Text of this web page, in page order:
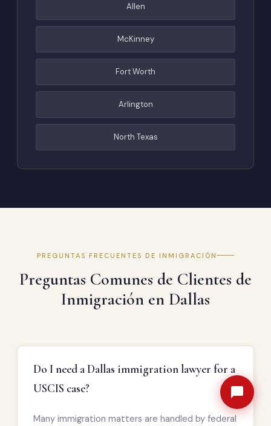
Allen
McKinney
Fort Worth
Arlington
North Texas
PREGUNTAS FRECUENTES DE INMIGRACIÓN
Preguntas Comunes de Clientes de
Inmigración en Dallas
Do I need a Dallas immigration lawyer for a
USCIS case?
Many immigration matters are handled by federal